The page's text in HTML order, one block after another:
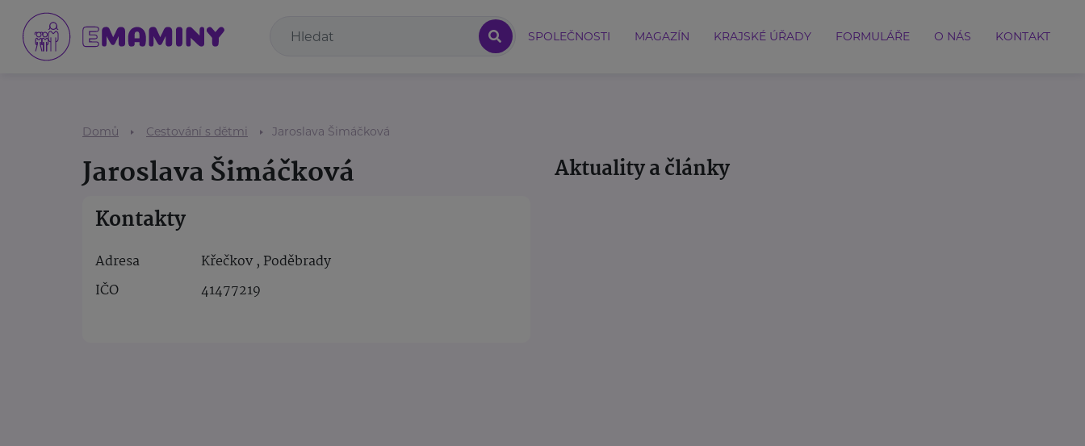
SPOLEČNOSTI MAGAZÍN KRAJSKÉ ÚŘADY FORMULÁŘE O NÁS KONTAKT
Domů Cestování s dětmi Jaroslava Šimáčková
Jaroslava Šimáčková
Kontakty
Adresa
Křečkov , Poděbrady
IČO
41477219
Aktuality a články